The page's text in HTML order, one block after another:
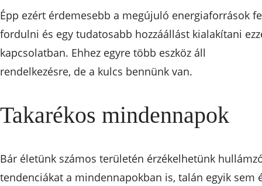
Épp ezért érdemesebb a megújuló energiaforrások
fordulni és egy tudatosabb hozzáállást kialakítani
kapcsolatban. Ehhez egyre több eszköz áll
rendelkezésre, de a kulcs bennünk van.
Takarékos mindennapok
Bár életünk számos területén érzékelhetünk
tendenciákat a mindennapokban is, talán egyik sem